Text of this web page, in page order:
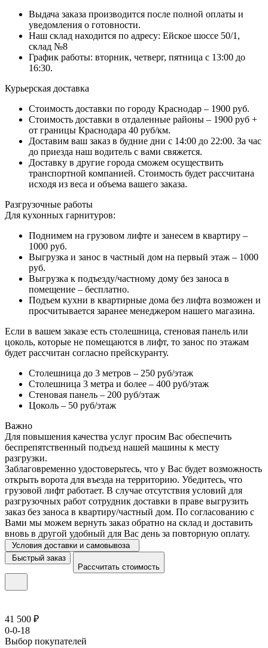
Выдача заказа производится после полной оплаты и
уведомления о готовности.
Наш склад находится по адресу: Ейское шоссе 50/1,
склад №8
График работы: вторник, четверг, пятница с 13:00 до
16:30.
Курьерская доставка
Стоимость доставки по городу Краснодар – 1900 руб.
Стоимость доставки в отдаленные районы – 1900 руб +
от границы Краснодара 40 руб/км.
Доставим ваш заказ в будние дни с 14:00 до 22:00. За час
до приезда наш водитель с вами свяжется.
Доставку в другие города сможем осуществить
транспортной компанией. Стоимость будет рассчитана
исходя из веса и объема вашего заказа.
Разгрузочные работы
Для кухонных гарнитуров:
Поднимем на грузовом лифте и занесем в квартиру –
1000 руб.
Выгрузка и занос в частный дом на первый этаж – 1000
руб.
Выгрузка к подъезду/частному дому без заноса в
помещение – бесплатно.
Подъем кухни в квартирные дома без лифта возможен и
просчитывается заранее менеджером нашего магазина.
Если в вашем заказе есть столешница, стеновая панель или
цоколь, которые не помещаются в лифт, то занос по этажам
будет рассчитан согласно прейскуранту.
Столешница до 3 метров – 250 руб/этаж
Столешница 3 метра и более – 400 руб/этаж
Стеновая панель – 200 руб/этаж
Цоколь – 50 руб/этаж
Важно
Для повышения качества услуг просим Вас обеспечить
беспрепятственный подъезд нашей машины к месту
разгрузки.
Заблаговременно удостоверьтесь, что у Вас будет возможность
открыть ворота для въезда на территорию. Убедитесь, что
грузовой лифт работает. В случае отсутствия условий для
разгрузочных работ сотрудник доставки в праве выгрузить
заказ без заноса в квартиру/частный дом. По согласованию с
Вами мы можем вернуть заказ обратно на склад и доставить
вновь в другой удобный для Вас день за повторную оплату.
Условия доставки и самовывоза
Быстрый заказ
Рассчитать стоимость
41 500 ₽
0-0-18
Выбор покупателей